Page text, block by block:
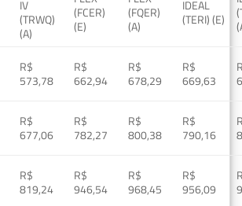
IV
(TRWQ)
(A)
(FCER)
(E)
(FQER)
(A)
IDEAL
(TERI) (E)
R$
573,78
R$
662,94
R$
678,29
R$
669,63
R$
677,06
R$
782,27
R$
800,38
R$
790,16
R$
819,24
R$
946,54
R$
968,45
R$
956,09